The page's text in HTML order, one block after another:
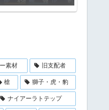
｜RPGツクー
素材 旧支配者
槍 獅子・虎・豹
ナイアーラトテップ